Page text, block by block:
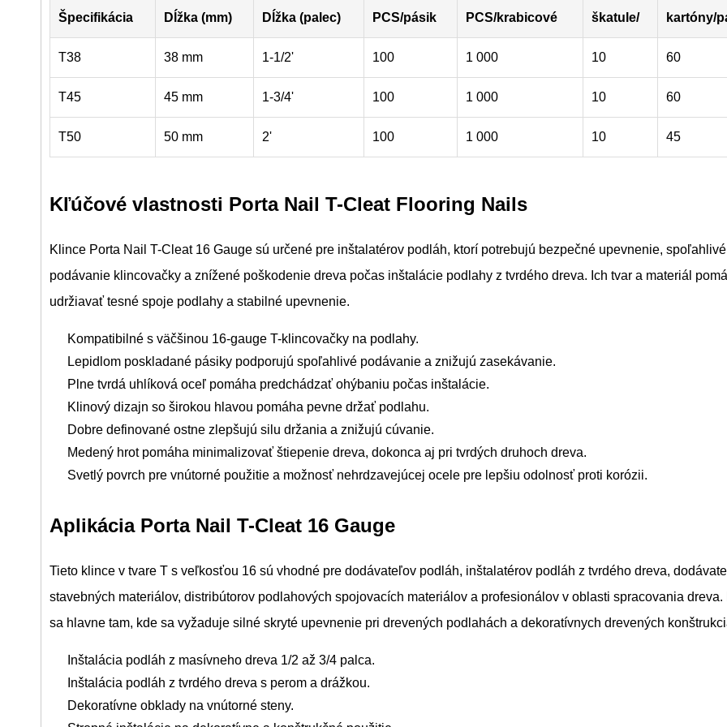
Špecifikácia Dĺžka (mm) Dĺžka (palec) PCS/pásik PCS/krabicové škatule/ kartóny/
T38 38 mm 1-1/2' 100 1 000 10 60
T45 45 mm 1-3/4' 100 1 000 10 60
T50 50 mm 2' 100 1 000 10 45
Kľúčové vlastnosti Porta Nail T-Cleat Flooring Nails
Klince Porta Nail T-Cleat 16 Gauge sú určené pre inštalatérov podláh, ktorí potrebujú bezpečné upevnenie, spoľahlivé
podávanie klincovačky a znížené poškodenie dreva počas inštalácie podlahy z tvrdého dreva. Ich tvar a materiál
udržiavať tesné spoje podlahy a stabilné upevnenie.
Kompatibilné s väčšinou 16-gauge T-klincovačky na podlahy.
Lepidlom poskladané pásiky podporujú spoľahlivé podávanie a znižujú zasekávanie.
Plne tvrdá uhlíková oceľ pomáha predchádzať ohýbaniu počas inštalácie.
Klinový dizajn so širokou hlavou pomáha pevne držať podlahu.
Dobre definované ostne zlepšujú silu držania a znižujú cúvanie.
Medený hrot pomáha minimalizovať štiepenie dreva, dokonca aj pri tvrdých druhoch dreva.
Svetlý povrch pre vnútorné použitie a možnosť nehrdzavejúcej ocele pre lepšiu odolnosť proti korózii.
Aplikácia Porta Nail T-Cleat 16 Gauge
Tieto klince v tvare T s veľkosťou 16 sú vhodné pre dodávateľov podláh, inštalatérov podláh z tvrdého dreva,
stavebných materiálov, distribútorov podlahových spojovacích materiálov a profesionálov v oblasti spracovania dreva.
sa hlavne tam, kde sa vyžaduje silné skryté upevnenie pri drevených podlahách a dekoratívnych drevených
Inštalácia podláh z masívneho dreva 1/2 až 3/4 palca.
Inštalácia podláh z tvrdého dreva s perom a drážkou.
Dekoratívne obklady na vnútorné steny.